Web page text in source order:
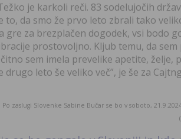
je karkoli reči. 83 sodelujočih
to, da smo že prvo leto zbrali tako
gre za brezplačen dogodek, vsi bodo
prostovoljno. Kljub temu, da
sem imela prevelike apetite,
drugo leto še veliko več”, je še za
Po zaslugi Slovenke Sabine Bučar se bo v soboto,